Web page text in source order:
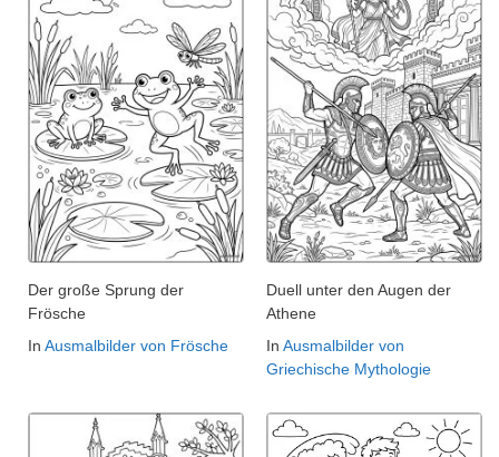
Der große Sprung der
Frösche
In Ausmalbilder von Frösche
Duell unter den Augen der
Athene
In Ausmalbilder von
Griechische Mythologie